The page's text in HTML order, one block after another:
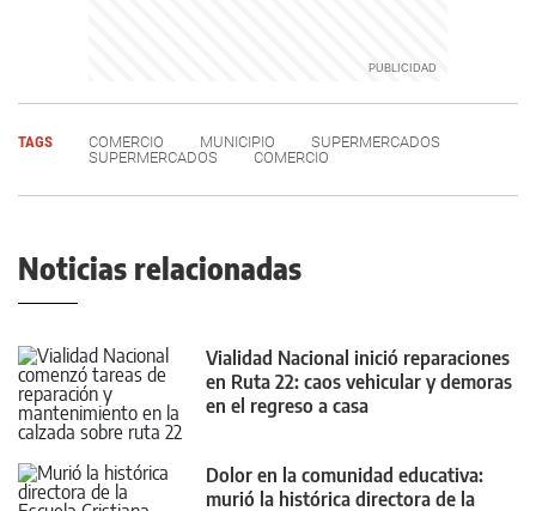
TAGS COMERCIO MUNICIPIO
SUPERMERCADOS
SUPERMERCADOS
COMERCIO
Noticias relacionadas
Vialidad Nacional inició reparaciones
en Ruta 22: caos vehicular y demoras
en el regreso a casa
Dolor en la comunidad educativa:
murió la histórica directora de la